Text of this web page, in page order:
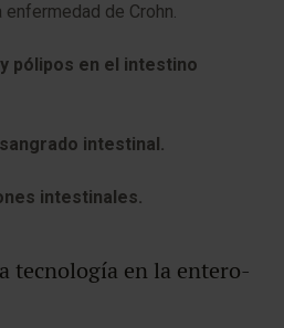
enfermedad de Crohn.
pólipos en el intestino
intestinal.
intestinales.
tecnología en la entero-